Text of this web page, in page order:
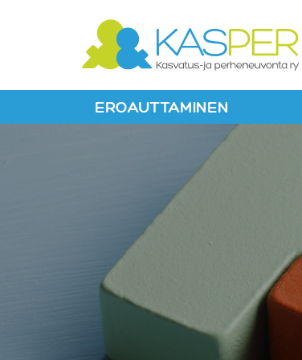
Suomen
EROAUTTAMINEN